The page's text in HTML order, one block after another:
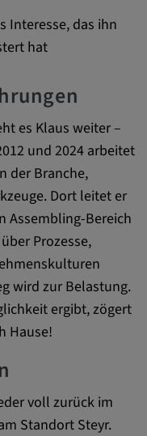
Interesse, das ihn
hat
es Klaus weiter –
und 2024 arbeitet
der Branche,
Dort leitet er
Assembling-Bereich
Prozesse,
wird zur Belastung.
ergibt, zögert
Hause!
voll zurück im
Standort Steyr.
externen Medien-
OGPC
Präferenzen
des Nutzers
CONSENT,